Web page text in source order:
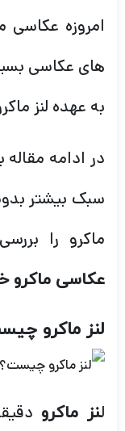
امروزه
های عکاسی
به عهده لنز
در ادامه
ماکرو را
عکاسی ماکرو
لنز ماکرو
لنز ماکرو